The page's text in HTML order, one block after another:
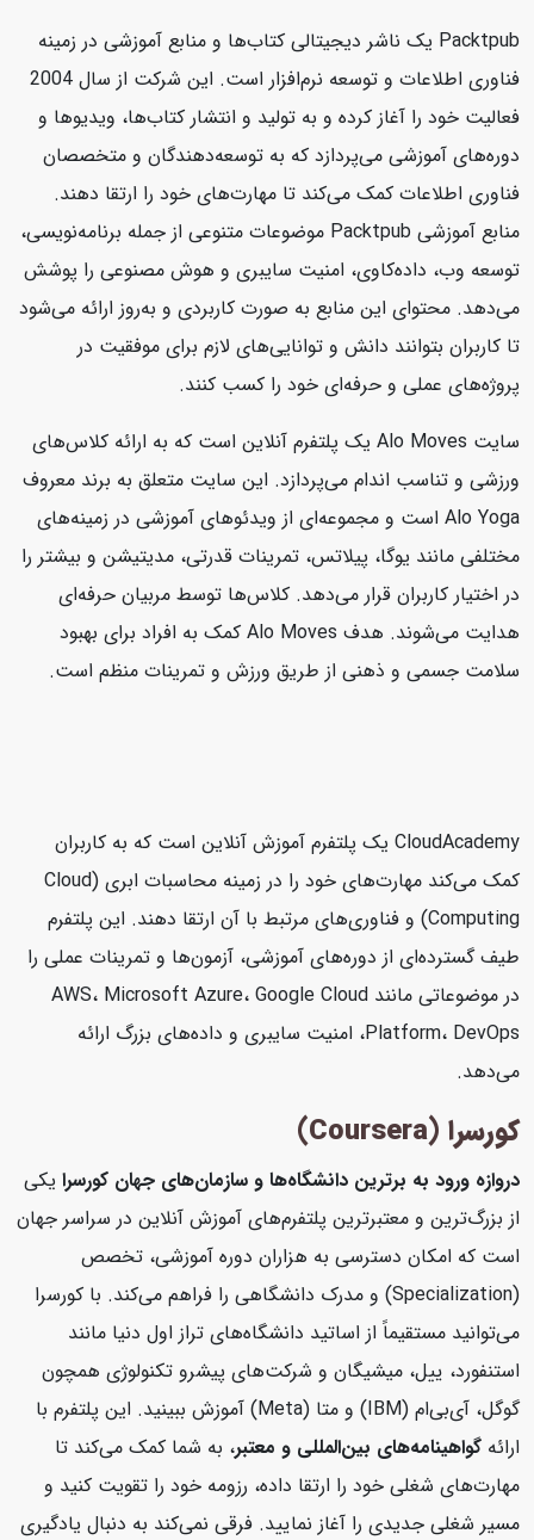
Packtpub یک ناشر دیجیتالی کتاب‌ها و منابع آموزشی در زمینه
فناوری اطلاعات و توسعه نرم‌افزار است. این شرکت از سال 2004
فعالیت خود را آغاز کرده و به تولید و انتشار کتاب‌ها، ویدیوها و
دوره‌های آموزشی می‌پردازد که به توسعه‌دهندگان و متخصصان
فناوری اطلاعات کمک می‌کند تا مهارت‌های خود را ارتقا دهند.
منابع آموزشی Packtpub موضوعات متنوعی از جمله برنامه‌نویسی،
توسعه وب، داده‌کاوی، امنیت سایبری و هوش مصنوعی را پوشش
می‌دهد. محتوای این منابع به صورت کاربردی و به‌روز ارائه می‌شود
تا کاربران بتوانند دانش و توانایی‌های لازم برای موفقیت در
پروژه‌های عملی و حرفه‌ای خود را کسب کنند.
سایت Alo Moves یک پلتفرم آنلاین است که به ارائه کلاس‌های
ورزشی و تناسب اندام می‌پردازد. این سایت متعلق به برند معروف
Alo Yoga است و مجموعه‌ای از ویدئوهای آموزشی در زمینه‌های
مختلفی مانند یوگا، پیلاتس، تمرینات قدرتی، مدیتیشن و بیشتر را
در اختیار کاربران قرار می‌دهد. کلاس‌ها توسط مربیان حرفه‌ای
هدایت می‌شوند. هدف Alo Moves کمک به افراد برای بهبود
سلامت جسمی و ذهنی از طریق ورزش و تمرینات منظم است.
CloudAcademy یک پلتفرم آموزش آنلاین است که به کاربران
کمک می‌کند مهارت‌های خود را در زمینه محاسبات ابری (Cloud
Computing) و فناوری‌های مرتبط با آن ارتقا دهند. این پلتفرم
طیف گسترده‌ای از دوره‌های آموزشی، آزمون‌ها و تمرینات عملی را
در موضوعاتی مانند AWS، Microsoft Azure، Google Cloud
Platform، DevOps، امنیت سایبری و داده‌های بزرگ ارائه
می‌دهد.
کورسرا (Coursera)
دروازه ورود به برترین دانشگاه‌ها و سازمان‌های جهان کورسرایکی
از بزرگ‌ترین و معتبرترین پلتفرم‌های آموزش آنلاین در سراسر جهان
است که امکان دسترسی به هزاران دوره آموزشی، تخصص
(Specialization) و مدرک دانشگاهی را فراهم می‌کند. با کورسرا
می‌توانید مستقیماً از اساتید دانشگاه‌های تراز اول دنیا مانند
استنفورد، ییل، میشیگان و شرکت‌های پیشرو تکنولوژی همچون
گوگل، آی‌بی‌ام (IBM) و متا (Meta) آموزش ببینید. این پلتفرم با
ارائهگواهینامه‌های بین‌المللی و معتبر، به شما کمک می‌کند تا
مهارت‌های شغلی خود را ارتقا داده، رزومه خود را تقویت کنید و
مسیر شغلی جدیدی را آغاز نمایید. فرقی نمی‌کند به دنبال یادگیری